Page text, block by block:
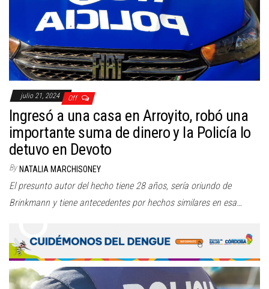
julio 21, 2024 Off
Ingresó a una casa en Arroyito, robó una
importante suma de dinero y la Policía lo
detuvo en Devoto
By NATALIA MARCHISONEY
El presunto autor del hecho tiene 28 años, sería oriundo de
Brinkmann y tiene antecedentes por hechos similares en esa…